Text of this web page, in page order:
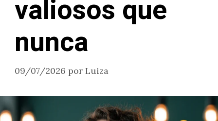
valiosos que
nunca
09/07/2026 por Luiza